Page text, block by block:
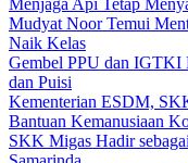
Menjaga Api Tetap
Mudyat Noor Temui
Naik Kelas
Gembel PPU dan IGTKI
dan Puisi
Kementerian ESDM,
Bantuan Kemanusiaan
SKK Migas Hadir